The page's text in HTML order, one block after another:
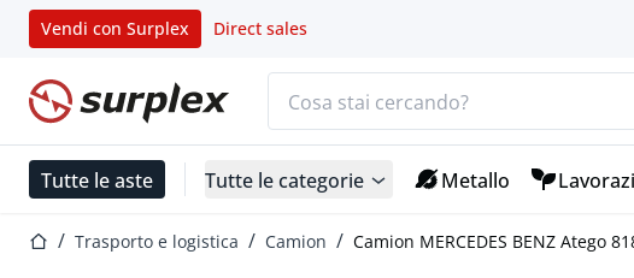
Vendi con Surplex Direct sales
Home
Tutte le aste Tutte le categorie Metallo
Home Trasporto e logistica Camion Camion MERCEDES BENZ Atego